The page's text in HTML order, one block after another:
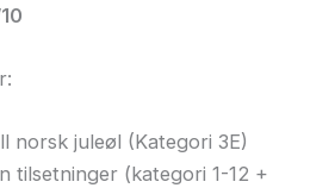
norsk juleøl (Kategori 3E)
tilsetninger (kategori 1-12 +